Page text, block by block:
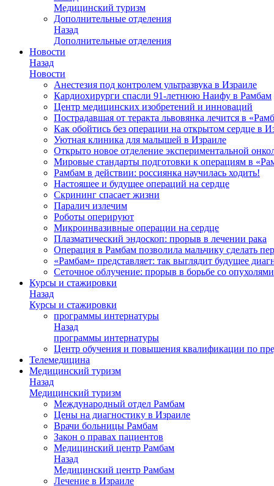
Медицинский туризм
Дополнительные отделения
Назад
Дополнительные отделения
Новости
Назад
Новости
Анестезия под контролем ультразвука в Израиле
Кардиохирурги спасли 91-летнюю Наифу в Рамбам
Центр медицинских изобретений и инноваций
Пострадавшая от теракта львовянка лечится в
Как обойтись без операции на открытом сердце в
Уютная клиника для малышей в Израиле
Открыто новое отделение экспериментальной
Мировые стандарты подготовки к операциям в
Рамбам в действии: россиянка научилась ходить!
Настоящее и будущее операций на сердце
Скрининг спасает жизни
Паралич излечим
Роботы оперируют
Микроинвазивные операции на сердце
Плазматический эндоскоп: прорыв в лечении рака
Операция в Рамбам позволила мальчику сделать
«Рамбам» представляет: так выглядит будущее
Сеточное облучение: прорыв в борьбе со опухолями
Курсы и стажировки
Назад
Курсы и стажировки
программы интернатуры
Назад
программы интернатуры
Центр обучения и повышения квалификации по
Телемедицина
Медицинский туризм
Назад
Медицинский туризм
Международный отдел Рамбам
Цены на диагностику в Израиле
Врачи больницы Рамбам
Закон о правах пациентов
Медицинский центр Рамбам
Назад
Медицинский центр Рамбам
Лечение в Израиле